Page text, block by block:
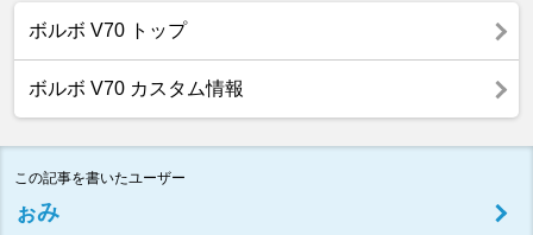
ボルボ V70 トップ
ボルボ V70 カスタム情報
この記事を書いたユーザー
ぉみ